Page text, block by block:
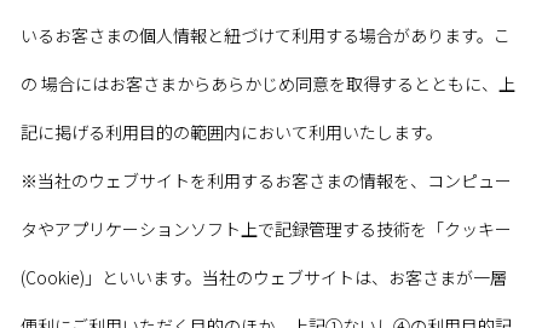
いるお客さまの個人情報と紐づけて利用する場合があります。こ
の 場合にはお客さまからあらかじめ同意を取得するとともに、上
記に掲げる利用目的の範囲内において利用いたします。
※当社のウェブサイトを利用するお客さまの情報を、コンピュー
タやアプリケーションソフト上で記録管理する技術を「クッキー
(Cookie)」といいます。当社のウェブサイトは、お客さまが一層